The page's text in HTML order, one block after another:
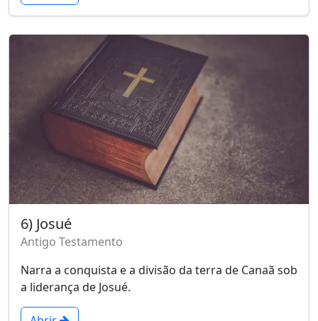
6) Josué
Antigo Testamento
Narra a conquista e a divisão da terra de Canaã sob
a liderança de Josué.